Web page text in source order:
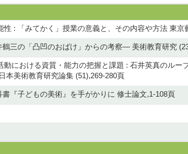
性 : 「みてかく」授業の意義と、その内容や方法 東
鶴三の「凸凹のおばけ」からの考察— 美術教育研究
動における資質・能力の把握と課題 : 石井英真のルー
本美術教育研究論集 (51),269-280頁
『子どもの美術』を手がかりに 修士論文,1-108頁